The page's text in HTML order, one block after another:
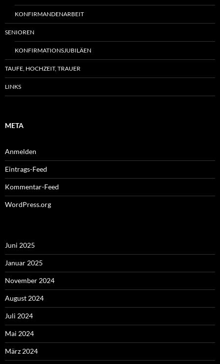
KONFIRMANDENARBEIT
SENIOREN
KONFIRMATIONSJUBILÄEN
TAUFE, HOCHZEIT, TRAUER
LINKS
META
Anmelden
Eintrags-Feed
Kommentar-Feed
WordPress.org
Juni 2025
Januar 2025
November 2024
August 2024
Juli 2024
Mai 2024
März 2024